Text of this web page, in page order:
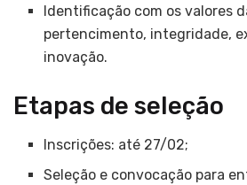
Identificação com os valores
pertencimento, integridade,
inovação.
Etapas de seleção
Inscrições: até 27/02;
Seleção e convocação para